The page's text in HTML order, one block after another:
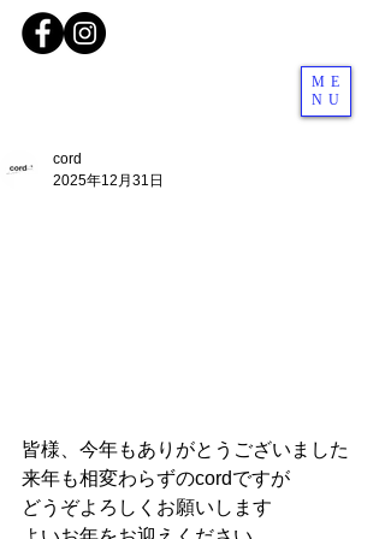
ME
NU
cord
2025年12月31日
皆様、今年もありがとうございました
来年も相変わらずのcordですが
どうぞよろしくお願いします